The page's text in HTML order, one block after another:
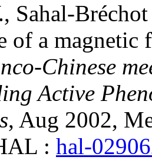
, Sahal-Bréchot
of a
Chinese
Active
, Aug 2002,
: hal-